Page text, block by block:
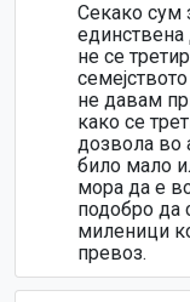
Секако сум
не се
не давам
како се
дозвола во
било мало
мора да е
подобро да
миленици
превоз.